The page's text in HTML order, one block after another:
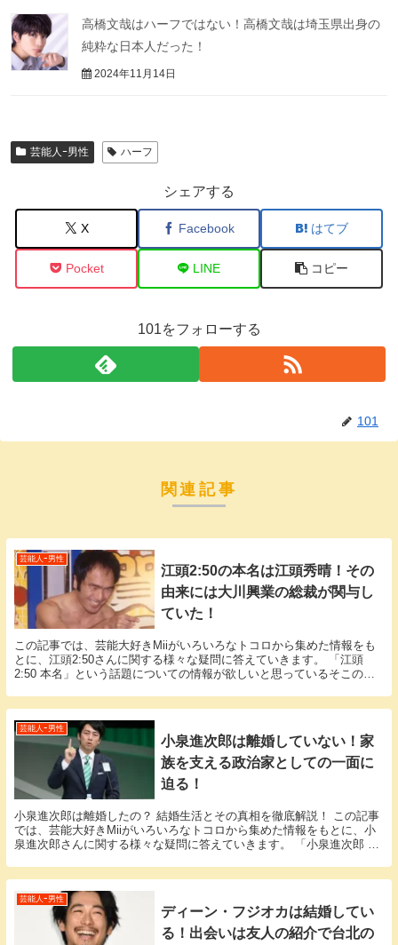
高橋文哉はハーフではない！高橋文哉は埼玉県出身の
純粋な日本人だった！
2024年11月14日
芸能人ｰ男性 ハーフ
シェアする
X Facebook はてブ
Pocket LINE コピー
101をフォローする
101
関連記事
芸能人ｰ男性
江頭2:50の本名は江頭秀晴！その
由来には大川興業の総裁が関与し
ていた！
この記事では、芸能大好きMiiがいろいろなトコロから集めた情報をも
とに、江頭2:50さんに関する様々な疑問に答えていきます。 「江頭
2:50 本名」という話題についての情報が欲しいと思っているそこのア
芸能人ｰ男性
小泉進次郎は離婚していない！家
族を支える政治家としての一面に
迫る！
小泉進次郎は離婚したの？ 結婚生活とその真相を徹底解説！ この記事
では、芸能大好きMiiがいろいろなトコロから集めた情報をもとに、小
泉進次郎さんに関する様々な疑問に答えていきます。 「小泉進次郎 離
芸能人ｰ男性
ディーン・フジオカは結婚してい
る！出会いは友人の紹介で台北の